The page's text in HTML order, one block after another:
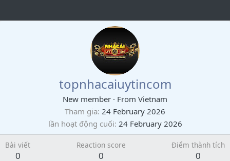
topnhacaiuytincom
New member · From Vietnam
Tham gia 24 February 2026
lần hoạt động cuối 24 February 2026
Bài viết
0
Reaction score
0
Điểm thành tích
0